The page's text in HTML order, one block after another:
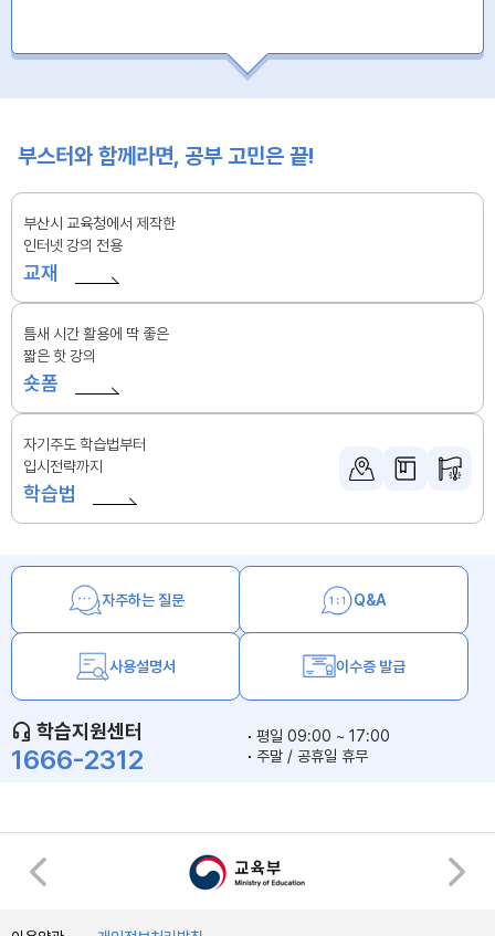
부스터와 함께라면, 공부 고민은 끝!
부산시 교육청에서 제작한
인터넷 강의 전용
교재
틈새 시간 활용에 딱 좋은
짧은 핫 강의
숏폼
자기주도 학습법부터
입시전략까지
학습법
자주하는 질문 Q&A
사용설명서 이수증 발급
학습지원센터
1666-2312
평일 09:00 ~ 17:00
주말 / 공휴일 휴무